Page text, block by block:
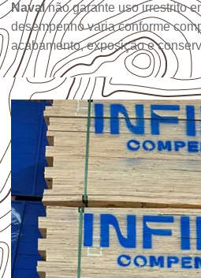
Navalnão garante uso irrestrito
desempenho varia conforme
acabamento, exposição e